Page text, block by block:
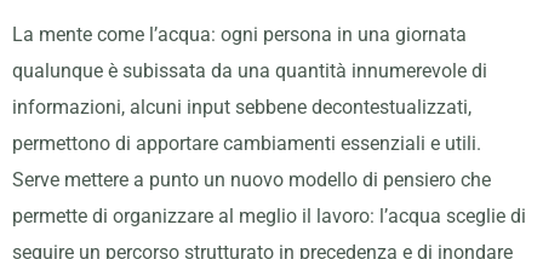
La mente come l’acqua: ogni persona in una giornata
qualunque è subissata da una quantità innumerevole di
informazioni, alcuni input sebbene decontestualizzati,
permettono di apportare cambiamenti essenziali e utili.
Serve mettere a punto un nuovo modello di pensiero che
permette di organizzare al meglio il lavoro: l’acqua sceglie di
seguire un percorso strutturato in precedenza e di inondare